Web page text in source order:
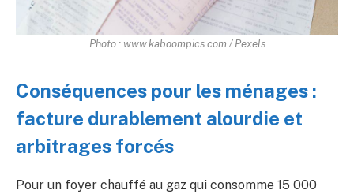
Photo : www.kaboompics.com / Pexels
Conséquences pour les ménages :
facture durablement alourdie et
arbitrages forcés
Pour un foyer chauffé au gaz qui consomme 15 000